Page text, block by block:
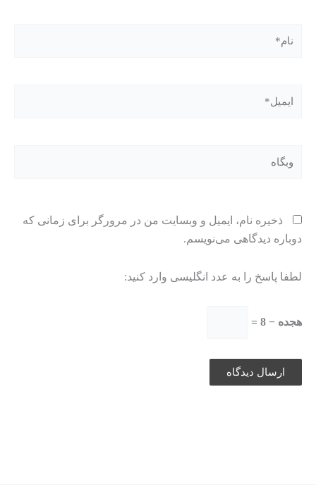
ذخیره نام، ایمیل و وبسایت من در مرورگر برای زمانی که
دوباره دیدگاهی می‌نویسم.
لطفا پاسخ را به عدد انگلیسی وارد کنید:
هجده − 8 =